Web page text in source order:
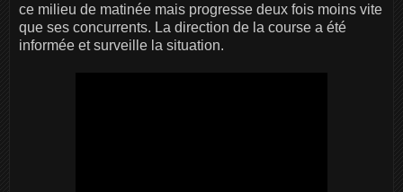
ce milieu de matinée mais progresse deux fois moins vite
que ses concurrents. La direction de la course a été
informée et surveille la situation.